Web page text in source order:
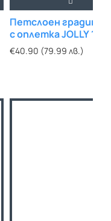
Петслоен
с оплетка JOLLY 1/
€40.90 (79.99 лв.)